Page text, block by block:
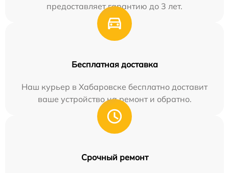
предоставляет гарантию до 3 лет.
Бесплатная доставка
Наш курьер в Хабаровске бесплатно доставит
ваше устройство на ремонт и обратно.
Срочный ремонт